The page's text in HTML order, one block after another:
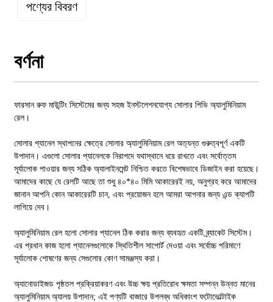
পণ্যের বিবরণ
বর্ণনা
ফারসান রুফ মাউন্টিং সিস্টেমের জন্য সহজ ইনস্টলেশনযোগ্য সোলার পিভি অ্যালুমিনিয়াম
রেল।
সোলার প্যানেল স্থাপনের ক্ষেত্রে সোলার অ্যালুমিনিয়াম রেল অত্যন্ত গুরুত্বপূর্ণ একটি
উপাদান। এগুলো সোলার প্যানেলকে নিরাপদে যথাস্থানে ধরে রাখতে এবং সর্বোত্তম
সূর্যালোক পাওয়ার জন্য সঠিক অ্যালাইনমেন্ট নিশ্চিত করতে বিশেষভাবে ডিজাইন করা হয়েছে।
আমাদের কাছে যে রেলটি আছে তা শুধু ৪০*৪০ মিমি আকারেরই নয়, অনুগ্রহ করে আমাদের
জানান আপনি কোন আকারেরটি চান, এবং প্রয়োজন হলে আমরা আপনার জন্য এন্ড ক্যাপটি
লাগিয়ে দেব।
অ্যালুমিনিয়াম রেল হলো সোলার প্যানেল ঠিক করার জন্য ব্যবহৃত একটি ব্র্যাকেট সিস্টেম।
এর প্রধান কাজ হলো প্যানেলগুলোকে স্থিতিশীল সাপোর্ট দেওয়া এবং সর্বোচ্চ পরিমাণে
সূর্যালোক শোষণের জন্য সেগুলোর কোণ সামঞ্জস্য করা।
অ্যানোডাইজড পৃষ্ঠতল প্রক্রিয়াকরণ এবং উচ্চ ক্ষয় প্রতিরোধ ক্ষমতা সম্পন্ন উন্নত মানের
অ্যালুমিনিয়াম অ্যালয় উপাদান; এই পণ্যটি বাজারে উপলব্ধ অধিকাংশ ফটোভোল্টাইক